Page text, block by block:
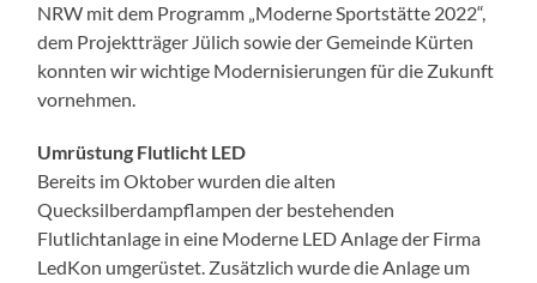
NRW mit dem Programm „Moderne Sportstätte 2022“,
dem Projektträger Jülich sowie der Gemeinde Kürten
konnten wir wichtige Modernisierungen für die Zukunft
vornehmen.
Umrüstung Flutlicht LED
Bereits im Oktober wurden die alten
Quecksilberdampflampen der bestehenden
Flutlichtanlage in eine Moderne LED Anlage der Firma
LedKon umgerüstet. Zusätzlich wurde die Anlage um